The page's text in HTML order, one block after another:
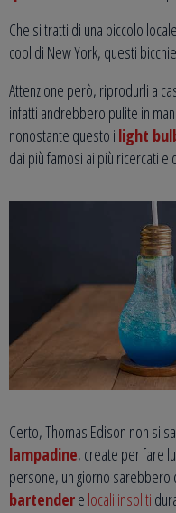
Che si tratti di una piccolo
cool di New York, questi
Attenzione però, riprodurli a
infatti andrebbero pulite in
nonostante questo i light
dai più famosi ai più ricercati e
Certo, Thomas Edison non si
lampadine, create per fare
persone, un giorno sarebbero
bartendere locali insoliti